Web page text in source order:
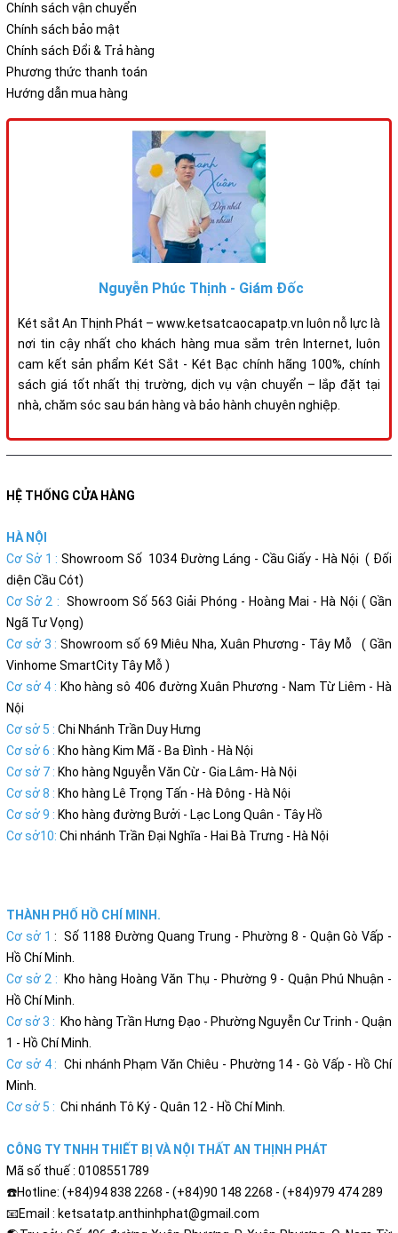
Chính sách vận chuyển
Chính sách bảo mật
Chính sách Đổi & Trả hàng
Phương thức thanh toán
Hướng dẫn mua hàng
Nguyễn Phúc Thịnh - Giám Đốc
Két sắt An Thịnh Phát – www.ketsatcaocapatp.vn luôn nỗ lực là
nơi tin cậy nhất cho khách hàng mua sắm trên Internet, luôn
cam kết sản phẩm Két Sắt - Két Bạc chính hãng 100%, chính
sách giá tốt nhất thị trường, dịch vụ vận chuyển – lắp đặt tại
nhà, chăm sóc sau bán hàng và bảo hành chuyên nghiệp.
HỆ THỐNG CỬA HÀNG
HÀ NỘI
Cơ Sở 1 : Showroom Số 1034 Đường Láng - Cầu Giấy - Hà Nội ( Đối
diện Cầu Cót)
Cơ Sở 2 : Showroom Số 563 Giải Phóng - Hoàng Mai - Hà Nội ( Gần
Ngã Tư Vọng)
Cơ sở 3 : Showroom số 69 Miêu Nha, Xuân Phương - Tây Mỗ ( Gần
Vinhome SmartCity Tây Mỗ )
Cơ sở 4 : Kho hàng sô 406 đường Xuân Phương - Nam Từ Liêm - Hà
Nội
Cơ sở 5 : Chi Nhánh Trần Duy Hưng
Cơ sở 6 : Kho hàng Kim Mã - Ba Đình - Hà Nội
Cơ sở 7 : Kho hàng Nguyễn Văn Cừ - Gia Lâm- Hà Nội
Cơ sở 8 : Kho hàng Lê Trọng Tấn - Hà Đông - Hà Nội
Cơ sở 9 : Kho hàng đường Bưởi - Lạc Long Quân - Tây Hồ
Cơ sở10: Chi nhánh Trần Đại Nghĩa - Hai Bà Trưng - Hà Nội
THÀNH PHỐ HỒ CHÍ MINH.
Cơ sở 1: Số 1188 Đường Quang Trung - Phường 8 - Quận Gò Vấp -
Hồ Chí Minh.
Cơ sở 2 : Kho hàng Hoàng Văn Thụ - Phường 9 - Quận Phú Nhuận -
Hồ Chí Minh.
Cơ sở 3 : Kho hàng Trần Hưng Đạo - Phường Nguyễn Cư Trinh - Quận
1 - Hồ Chí Minh.
Cơ sở 4 : Chi nhánh Phạm Văn Chiêu - Phường 14 - Gò Vấp - Hồ Chí
Minh.
Cơ sở 5 : Chi nhánh Tô Ký - Quân 12 - Hồ Chí Minh.
CÔNG TY TNHH THIẾT BỊ VÀ NỘI THẤT AN THỊNH PHÁT
Mã số thuế : 0108551789
☎️Hotline: (+84)94 838 2268 - (+84)90 148 2268 - (+84)979 474 289
📧Email : ketsatatp.anthinhphat@gmail.com